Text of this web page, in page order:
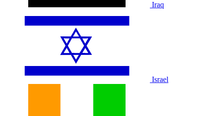
Iraq
Israel